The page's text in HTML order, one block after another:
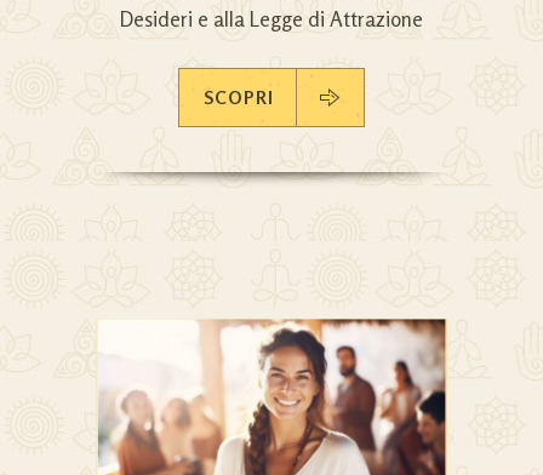
Desideri e alla Legge di Attrazione
SCOPRI